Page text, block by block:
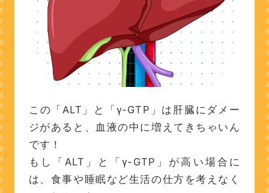
この「ALT」と「γ-GTP」は肝臓にダメー
ジがあると、血液の中に増えてきちゃいん
です！
もし「ALT」と「γ-GTP」が高い場合に
は、食事や睡眠など生活の仕方を考えなく